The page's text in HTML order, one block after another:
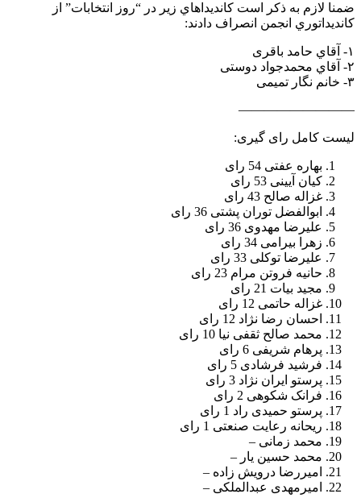
ضمنا لازم به ذكر است كانديداهاي زير در “روز انتخابات” از
كانديداتوري انجمن انصراف دادند:
١- آقاي حامد باقری
٢- آقاي محمدجواد دوستی
٣- خانم نگار تميمی
—————————
لیست کامل رای گیری:
بهاره عفتی 54 رای
کیان آیینی 53 رای
غزاله صالح 43 رای
ابوالفضل توران پشتی 36 رای
علیرضا مهدوی 36 رای
زهرا بیرامی 34 رای
علیرضا توکلی 33 رای
حانیه فروتن مرام 23 رای
مجید بیات 21 رای
غزاله حاتمی 12 رای
احسان رضا نژاد 12 رای
محمد صالح ثقفی نیا 10 رای
پرهام شریفی 6 رای
فرشید فرشادی 5 رای
پرستو ایران نژاد 3 رای
فرانک شکوهی 2 رای
پرستو حمیدی راد 1 رای
ریحانه رعایت صنعتی 1 رای
محمد زمانی –
محمد حسین یار –
امیررضا درویش زاده –
امیرمهدی عبدالملکی –